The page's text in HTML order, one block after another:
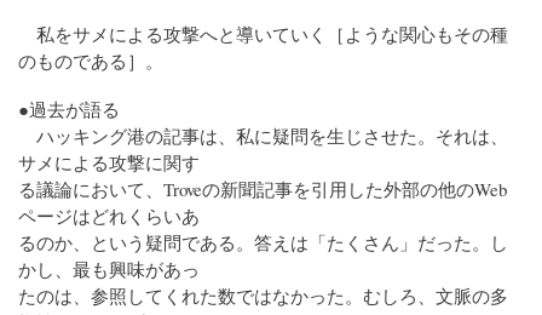
私をサメによる攻撃へと導いていく［ような関心もその種
のものである］。
●過去が語る
ハッキング港の記事は、私に疑問を生じさせた。それは、
サメによる攻撃に関す
る議論において、Troveの新聞記事を引用した外部の他のWeb
ページはどれくらいあ
るのか、という疑問である。答えは「たくさん」だった。し
かし、最も興味があっ
たのは、参照してくれた数ではなかった。むしろ、文脈の多